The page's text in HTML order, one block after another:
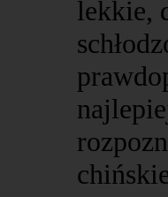
lekkie,